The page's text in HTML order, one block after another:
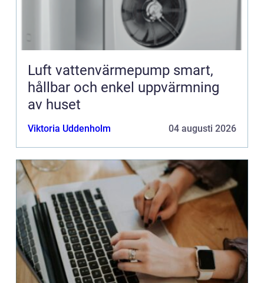
Luft vattenvärmepump smart,
hållbar och enkel uppvärmning
av huset
Viktoria Uddenholm 04 augusti 2026